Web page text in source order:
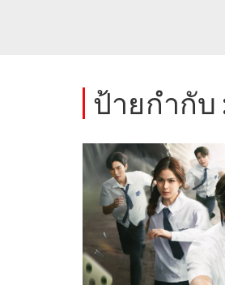
ป้ายกำกับ